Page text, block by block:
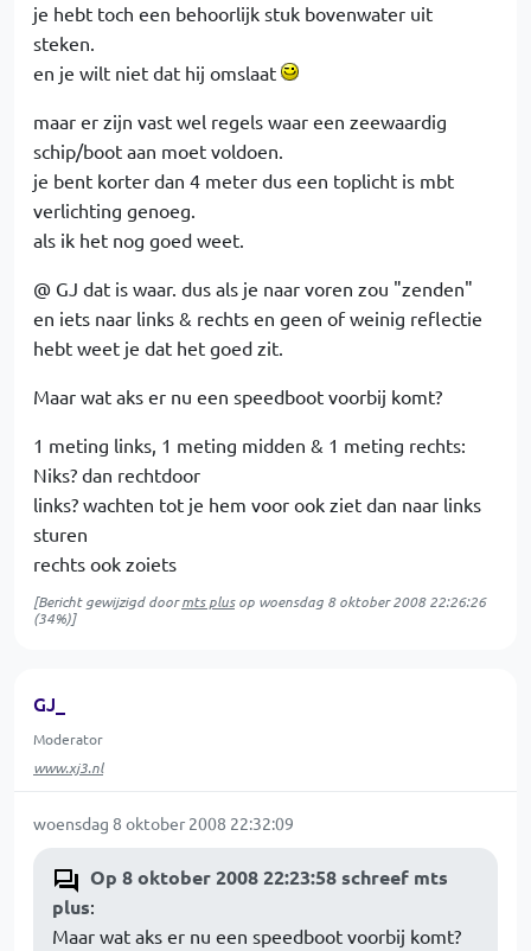
je hebt toch een behoorlijk stuk bovenwater uit
steken.
en je wilt niet dat hij omslaat
maar er zijn vast wel regels waar een zeewaardig
schip/boot aan moet voldoen.
je bent korter dan 4 meter dus een toplicht is mbt
verlichting genoeg.
als ik het nog goed weet.
@ GJ dat is waar. dus als je naar voren zou "zenden"
en iets naar links & rechts en geen of weinig reflectie
hebt weet je dat het goed zit.
Maar wat aks er nu een speedboot voorbij komt?
1 meting links, 1 meting midden & 1 meting rechts:
Niks? dan rechtdoor
links? wachten tot je hem voor ook ziet dan naar links
sturen
rechts ook zoiets
[Bericht gewijzigd doormts plusop woensdag 8 oktober 2008 22:26:26
(34%)]
GJ_
Moderator
www.xj3.nl
woensdag 8 oktober 2008 22:32:09
Op 8 oktober 2008 22:23:58 schreef mts
plus:
Maar wat aks er nu een speedboot voorbij komt?